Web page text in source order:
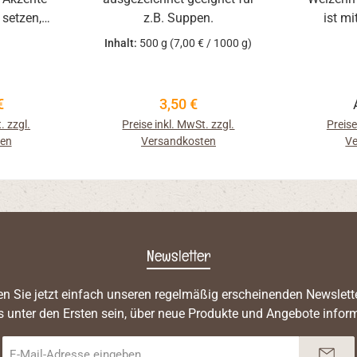
3-
zzgl.
z.B. Suppen.
Inhalt: 500 g (7,00 € / 1000 g)
Regulärer Preis:
3,50 €
Preise inkl. MwSt. zzgl.
Versandkosten
ist
zwar
es
Newsletter
Sie jetzt einfach unseren regelmäßig erscheinenden
unter den Ersten sein, über neue Produkte und Angebote